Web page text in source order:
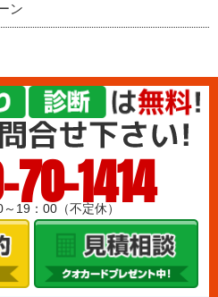
ン
70-1414
19：00（不定休）